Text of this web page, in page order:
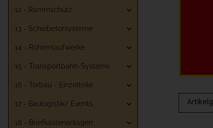
12 - Rammschutz
13 - Schiebetorsysteme
14 - Röhrenlaufwerke
15 - Transportbahn-Systeme
16 - Torbau - Einzelteile
17 - Baulogistik/ Events
18 - Briefkästenanlagen